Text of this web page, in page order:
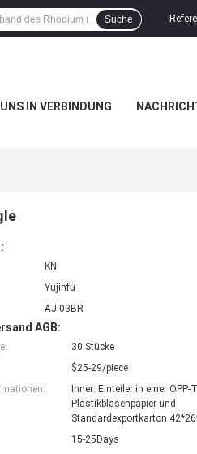
Suche
IN VERBINDUNG
KN
Yujinfu
AJ-03BR
AGB:
30 Stücke
$25-29/piece
Inner: Einteiler in einer OPP-
Plastikblasenpapier und
Standardexportkarton
15-25Days